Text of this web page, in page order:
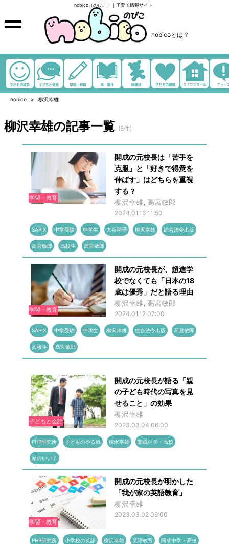
nobico（のびこ）｜子育て情報サイト
nobicoとは？
nobico 柳沢幸雄
柳沢幸雄の記事一覧 (8件)
学習・教育
開成の元校長は「苦手を
克服」と「好きで得意を
伸ばす」はどちらを重視
する？
柳沢幸雄, 高宮敏郎
2024.01.16 11:50
SAPIX 中学受験 中学生 大谷翔平 柳沢幸雄 総合法令出版
高宮敏郎 高校生 髙宮敏郎
学習・教育
開成の元校長が、超進学
校でなくても「日本の18
歳は優秀」だと語る理由
柳沢幸雄, 高宮敏郎
2024.01.12 07:00
SAPIX 中学受験 中学生 柳沢幸雄 総合法令出版 高宮敏郎
高校生 髙宮敏郎
子どもと会話
開成の元校長が語る「親
の子ども時代の写真を見
せること」の効果
柳沢幸雄
2023.03.04 06:00
PHP研究所 子どものやる気 柳沢幸雄 開成中学・高校
頭のいい子
学習・教育
開成の元校長が明かした
「我が家の英語教育」
柳沢幸雄
2023.03.02 06:00
PHP研究所 小学校の英語 柳沢幸雄 英語教育 開成中学・高校